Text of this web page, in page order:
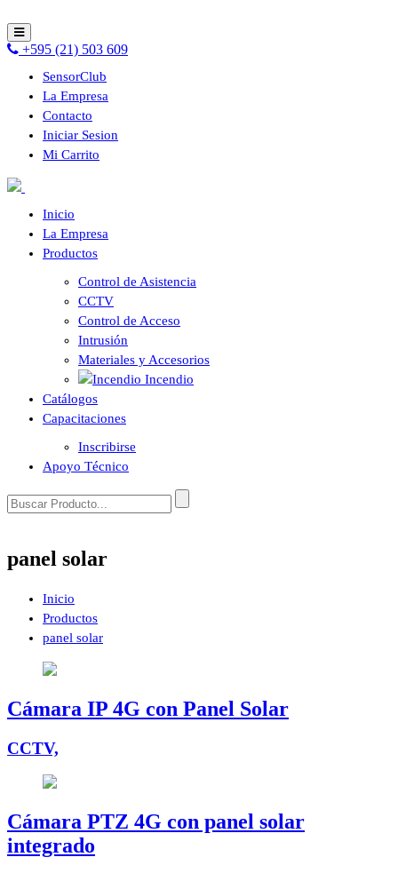
+595 (21) 503 609
SensorClub
La Empresa
Contacto
Iniciar Sesion
Mi Carrito
Inicio
La Empresa
Productos
Control de Asistencia
CCTV
Control de Acceso
Intrusión
Materiales y Accesorios
Incendio
Catálogos
Capacitaciones
Inscribirse
Apoyo Técnico
panel solar
Inicio
Productos
panel solar
Cámara IP 4G con Panel Solar
CCTV,
Cámara PTZ 4G con panel solar
integrado